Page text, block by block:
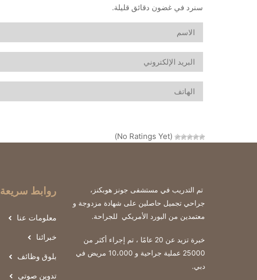
سنرد في غضون دقائق قليلة.
(No Ratings Yet)
تم التدريب في مستشفى جونز هوبكنز،
جراحي تجميل حاصلين على شهادة مزدوجة و
معتمدين من البورد الأمريكي للجراحة.
خبرة تزيد عن 20 عامًا ، تم إجراء أكثر من
25000 عملية جراحية و 10،000 مريض في
دبي.
روابط سريعة
معلومات عنا
خبرائنا
بلوق وظائف
تدوين صوتي